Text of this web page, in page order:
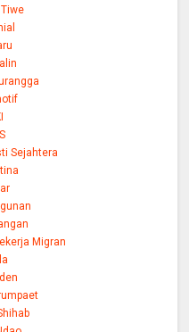
Sejahtera
Migran